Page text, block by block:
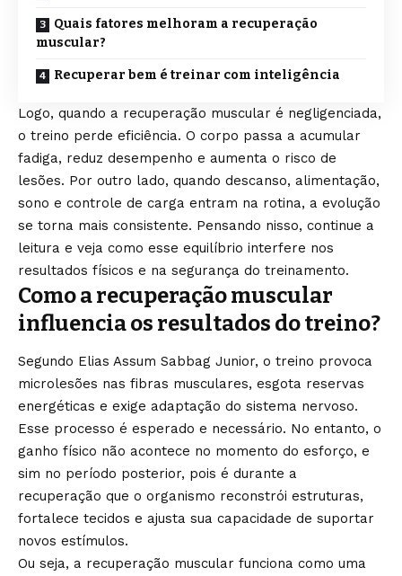
Quais fatores melhoram a recuperação
muscular?
Recuperar bem é treinar com inteligência
Logo, quando a recuperação muscular é negligenciada,
o treino perde eficiência. O corpo passa a acumular
fadiga, reduz desempenho e aumenta o risco de
lesões. Por outro lado, quando descanso, alimentação,
sono e controle de carga entram na rotina, a evolução
se torna mais consistente. Pensando nisso, continue a
leitura e veja como esse equilíbrio interfere nos
resultados físicos e na segurança do treinamento.
Como a recuperação muscular
influencia os resultados do treino?
Segundo Elias Assum Sabbag Junior, o treino provoca
microlesões nas fibras musculares, esgota reservas
energéticas e exige adaptação do sistema nervoso.
Esse processo é esperado e necessário. No entanto, o
ganho físico não acontece no momento do esforço, e
sim no período posterior, pois é durante a
recuperação que o organismo reconstrói estruturas,
fortalece tecidos e ajusta sua capacidade de suportar
novos estímulos.
Ou seja, a recuperação muscular funciona como uma